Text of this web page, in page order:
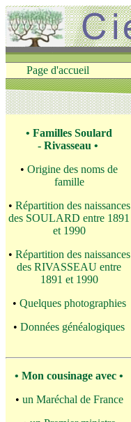
Page d'accueil
• Familles Soulard
- Rivasseau •
• Origine des noms de
famille
• Répartition des naissances
des SOULARD entre 1891
et 1990
• Répartition des naissances
des RIVASSEAU entre
1891 et 1990
• Quelques photographies
• Données généalogiques
• Mon cousinage avec •
• un Maréchal de France